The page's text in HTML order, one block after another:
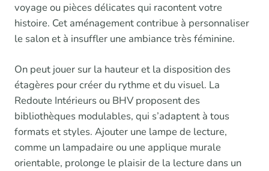
voyage ou pièces délicates qui racontent votre
histoire. Cet aménagement contribue à personnaliser
le salon et à insuffler une ambiance très féminine.
On peut jouer sur la hauteur et la disposition des
étagères pour créer du rythme et du visuel. La
Redoute Intérieurs ou BHV proposent des
bibliothèques modulables, qui s’adaptent à tous
formats et styles. Ajouter une lampe de lecture,
comme un lampadaire ou une applique murale
orientable, prolonge le plaisir de la lecture dans un